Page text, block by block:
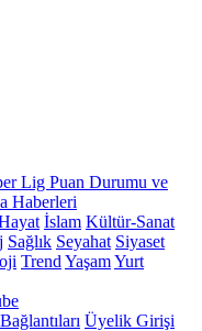
Lig Puan Durumu ve
Haberleri
İslam Kültür-Sanat
Sağlık Seyahat Siyaset
Trend YaşamYurt
Üyelik Girişi